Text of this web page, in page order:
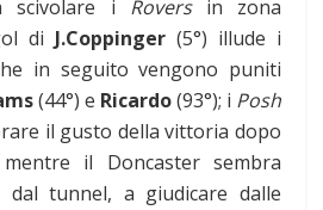
scivolare i Roversin zona
di J.Coppinger (5°) illude i
in seguito vengono puniti
(44°) e Ricardo(93°); i Posh
il gusto della vittoria dopo
il Doncaster sembra
dal tunnel, a giudicare dalle